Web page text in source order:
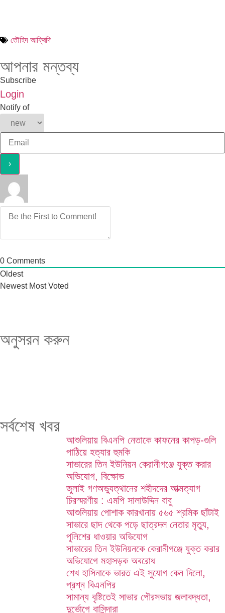
তৌহিদ আফ্রিদি
আপনার মন্তব্য
Subscribe
Login
Notify of
0 Comments
Oldest
Newest Most Voted
অনুসরন করুন
সর্বশেষ খবর
আশুলিয়ায় বিএনপি নেতাকে কাফনের কাপড়-গুলি
পাঠিয়ে হত্যার হুমকি
সাভারের তিন ইউনিয়ন কেরানীগঞ্জে যুক্ত করার
অভিযোগ, বিক্ষোভ
জুলাই গণঅভ্যুত্থানের শহীদদের আত্মত্যাগ
চিরস্মরণীয় : এমপি সালাউদ্দিন বাবু
আশুলিয়ায় পোশাক কারখানায় ৫৬৫ শ্রমিক ছাঁটাই
সাভারে ছাদ থেকে পড়ে ছাত্রদল নেতার মৃত্যু,
পুলিশের ধাওয়ার অভিযোগ
সাভারের তিন ইউনিয়নকে কেরানীগঞ্জে যুক্ত করার
অভিযোগে মহাসড়ক অবরোধ
শেখ হাসিনাকে ভারত এই সুযোগ কেন দিলো,
প্রশ্ন বিএনপির
সামান্য বৃষ্টিতেই সাভার পৌরসভায় জলাবদ্ধতা,
দুর্ভোগে বাসিন্দারা